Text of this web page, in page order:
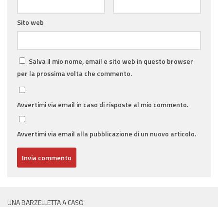
Sito web
Salva il mio nome, email e sito web in questo browser
per la prossima volta che commento.
Avvertimi via email in caso di risposte al mio commento.
Avvertimi via email alla pubblicazione di un nuovo articolo.
UNA BARZELLETTA A CASO